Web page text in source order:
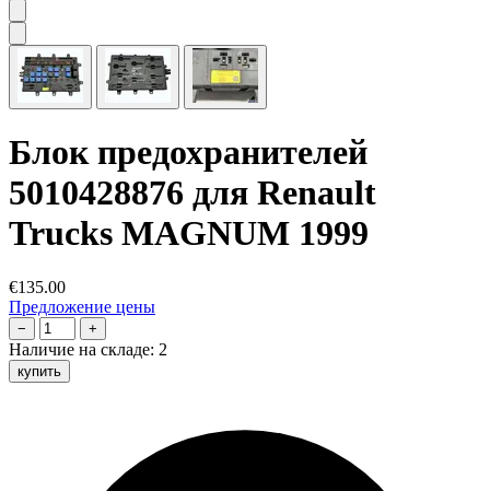
Блок предохранителей
5010428876 для Renault
Trucks MAGNUM 1999
€135.00
Предложение цены
− +
Наличие на складе: 2
купить